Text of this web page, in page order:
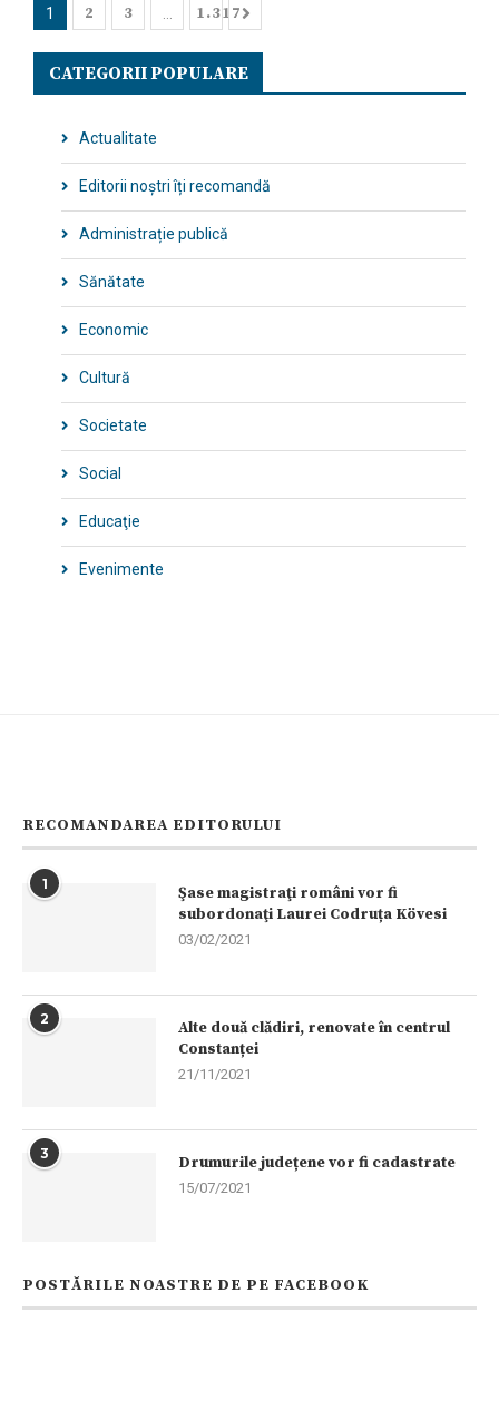
1 2 3 1.317
CATEGORII POPULARE
Actualitate
Editorii noștri îți recomandă
Administrație publică
Sănătate
Economic
Cultură
Societate
Social
Educaţie
Evenimente
RECOMANDAREA EDITORULUI
1
Şase magistraţi români vor fi
subordonaţi Laurei Codruța Kövesi
03/02/2021
2
Alte două clădiri, renovate în centrul
Constanței
21/11/2021
3 Drumurile județene vor fi cadastrate
15/07/2021
POSTĂRILE NOASTRE DE PE FACEBOOK